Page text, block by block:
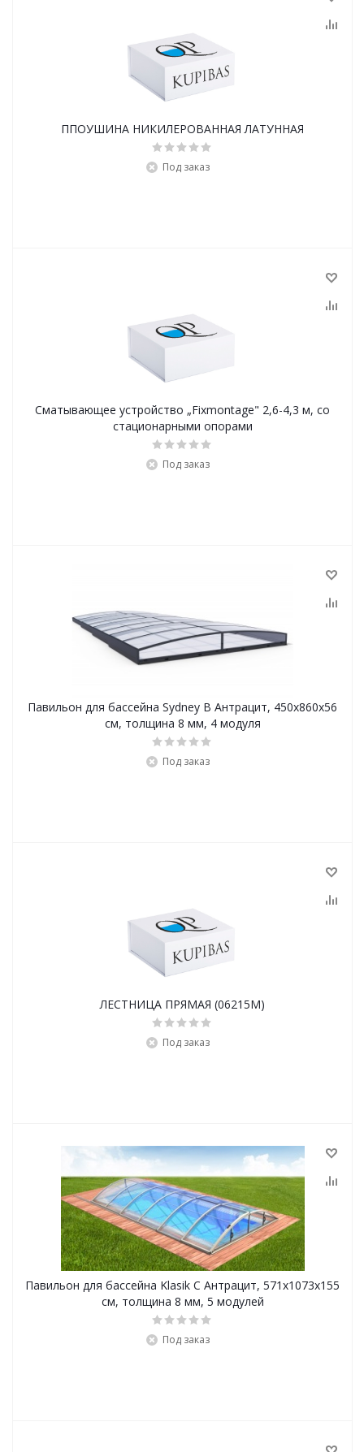
ППОУШИНА НИКИЛЕРОВАННАЯ ЛАТУННАЯ
Под заказ
Сматывающее устройство „Fixmontage" 2,6-4,3 м, со
стационарными опорами
Под заказ
Павильон для бассейна Sydney B Антрацит, 450х860х56
см, толщина 8 мм, 4 модуля
Под заказ
ЛЕСТНИЦА ПРЯМАЯ (06215M)
Под заказ
Павильон для бассейна Klasik C Антрацит, 571х1073х155
см, толщина 8 мм, 5 модулей
Под заказ